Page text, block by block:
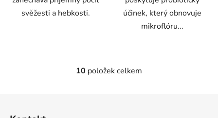
svěžesti a hebkosti.
účinek, který obnovuje
mikroflóru...
O
10 položek celkem